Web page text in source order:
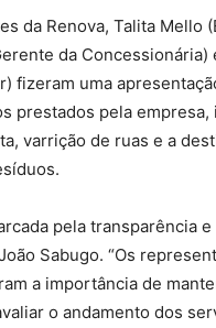
da Renova, Talita Mello
da Concessionária)
fizeram uma
prestados pela empresa,
varrição de ruas e a
pela transparência
Sabugo. “Os
a importância de
o andamento dos